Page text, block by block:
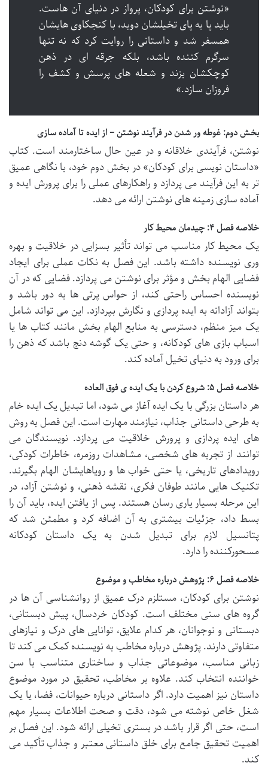
«نوشتن برای کودکان، پرواز در دنیای آن هاست.
باید پا به پای تخیلشان دوید، با کنجکاوی هایشان
همسفر شد و داستانی را روایت کرد که نه تنها
سرگرم کننده باشد، بلکه جرقه ای در ذهن
کوچکشان بزند و شعله های پرسش و کشف را
فروزان سازد.»
بخش دوم: غوطه ور شدن در فرآیند نوشتن – از ایده تا آماده سازی
نوشتن، فرآیندی خلاقانه و در عین حال ساختارمند است. کتاب
«داستان نویسی برای کودکان» در بخش دوم خود، با نگاهی عمیق
تر به این فرآیند می پردازد و راهکارهای عملی را برای پرورش ایده و
آماده سازی زمینه های نوشتن ارائه می دهد.
خلاصه فصل ۴: چیدمان محیط کار
یک محیط کار مناسب می تواند تأثیر بسزایی در خلاقیت و بهره
وری نویسنده داشته باشد. این فصل به نکات عملی برای ایجاد
فضایی الهام بخش و مؤثر برای نوشتن می پردازد. فضایی که در آن
نویسنده احساس راحتی کند، از حواس پرتی ها به دور باشد و
بتواند آزادانه به ایده پردازی و نگارش بپردازد. این می تواند شامل
یک میز منظم، دسترسی به منابع الهام بخش مانند کتاب ها یا
اسباب بازی های کودکانه، و حتی یک گوشه دنج باشد که ذهن را
برای ورود به دنیای تخیل آماده کند.
خلاصه فصل ۵: شروع کردن با یک ایده ی فوق العاده
هر داستان بزرگی با یک ایده آغاز می شود، اما تبدیل یک ایده خام
به طرحی داستانی جذاب، نیازمند مهارت است. این فصل به روش
های ایده پردازی و پرورش خلاقیت می پردازد. نویسندگان می
توانند از تجربه های شخصی، مشاهدات روزمره، خاطرات کودکی،
رویدادهای تاریخی، یا حتی خواب ها و رویاهایشان الهام بگیرند.
تکنیک هایی مانند طوفان فکری، نقشه ذهنی، و نوشتن آزاد، در
این مرحله بسیار یاری رسان هستند. پس از یافتن ایده، باید آن را
بسط داد، جزئیات بیشتری به آن اضافه کرد و مطمئن شد که
پتانسیل لازم برای تبدیل شدن به یک داستان کودکانه
مسحورکننده را دارد.
خلاصه فصل ۶: پژوهش درباره مخاطب و موضوع
نوشتن برای کودکان، مستلزم درک عمیق از روانشناسی آن ها در
گروه های سنی مختلف است. کودکان خردسال، پیش دبستانی،
دبستانی و نوجوانان، هر کدام علایق، توانایی های درک و نیازهای
متفاوتی دارند. پژوهش درباره مخاطب به نویسنده کمک می کند تا
زبانی مناسب، موضوعاتی جذاب و ساختاری متناسب با سن
خواننده انتخاب کند. علاوه بر مخاطب، تحقیق در مورد موضوع
داستان نیز اهمیت دارد. اگر داستانی درباره حیوانات، فضا، یا یک
شغل خاص نوشته می شود، دقت و صحت اطلاعات بسیار مهم
است، حتی اگر قرار باشد در بستری تخیلی ارائه شود. این فصل بر
اهمیت تحقیق جامع برای خلق داستانی معتبر و جذاب تأکید می
کند.